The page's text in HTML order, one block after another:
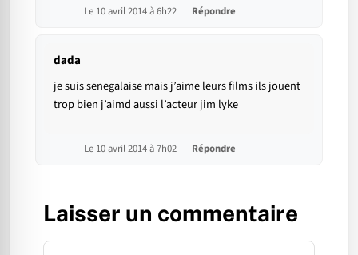
Le 10 avril 2014 à 6h22 Répondre
dada
je suis senegalaise mais j’aime leurs films ils jouent
trop bien j’aimd aussi l’acteur jim lyke
Le 10 avril 2014 à 7h02 Répondre
Laisser un commentaire
Commentaire